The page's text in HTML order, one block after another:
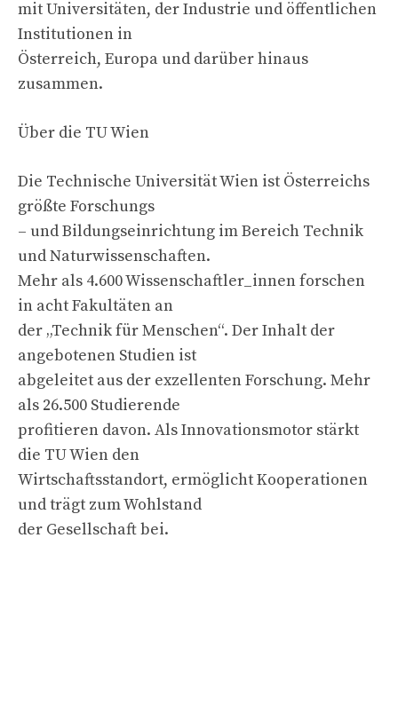
mit Universitäten, der Industrie und öffentlichen
Institutionen in
Österreich, Europa und darüber hinaus
zusammen.
Über die TU Wien
Die Technische Universität Wien ist Österreichs
größte Forschungs
– und Bildungseinrichtung im Bereich Technik
und Naturwissenschaften.
Mehr als 4.600 Wissenschaftler_innen forschen
in acht Fakultäten an
der „Technik für Menschen“. Der Inhalt der
angebotenen Studien ist
abgeleitet aus der exzellenten Forschung. Mehr
als 26.500 Studierende
profitieren davon. Als Innovationsmotor stärkt
die TU Wien den
Wirtschaftsstandort, ermöglicht Kooperationen
und trägt zum Wohlstand
der Gesellschaft bei.